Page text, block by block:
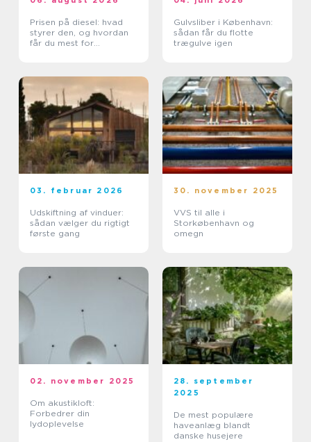
Prisen på diesel: hvad
styrer den, og hvordan
får du mest for
Gulvsliber i København:
sådan får du flotte
trægulve igen
03. februar 2026
Udskiftning af vinduer:
sådan vælger du rigtigt
første gang
30. november 2025
VVS til alle i
Storkøbenhavn og
omegn
02. november 2025
Om akustikloft:
Forbedrer din
lydoplevelse
28. september
2025
De mest populære
haveanlæg blandt
danske husejere